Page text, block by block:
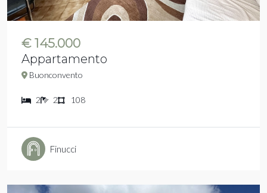
€ 145.000
Appartamento
Buonconvento
2 2 108
Finucci